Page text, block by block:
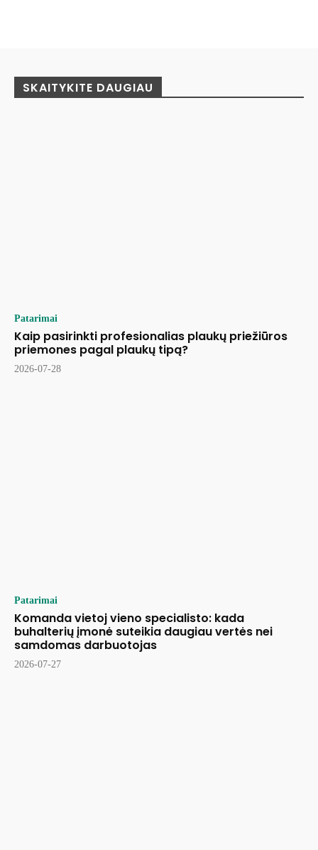
SKAITYKITE DAUGIAU
Patarimai
Kaip pasirinkti profesionalias plaukų priežiūros
priemones pagal plaukų tipą?
2026-07-28
Patarimai
Komanda vietoj vieno specialisto: kada
buhalterių įmonė suteikia daugiau vertės nei
samdomas darbuotojas
2026-07-27